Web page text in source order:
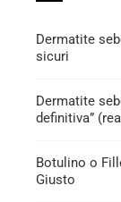
Dermatite
sicuri
Dermatite
definitiva”
Botulino o
Giusto